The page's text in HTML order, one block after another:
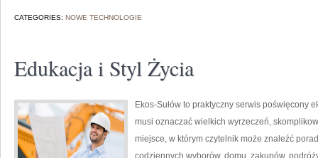
CATEGORIES: NOWE TECHNOLOGIE
Edukacja i Styl Życia
Ekos-Sułów to praktyczny serwis poświęcony
musi oznaczać wielkich wyrzeczeń,
miejsce, w którym czytelnik może znaleźć
codziennych wyborów, domu, zakupów,